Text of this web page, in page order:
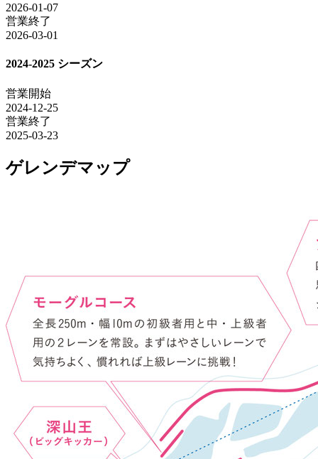
2026-01-07
営業終了
2026-03-01
2024-2025 シーズン
営業開始
2024-12-25
営業終了
2025-03-23
ゲレンデマップ